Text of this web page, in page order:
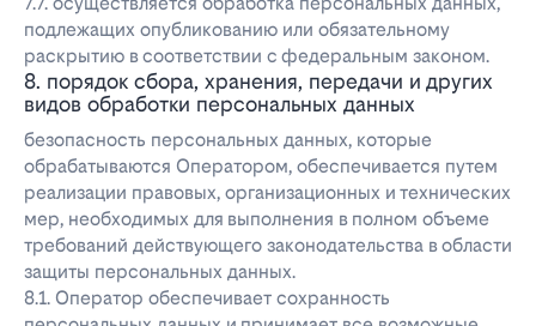
подлежащих опубликованию или обязательному
раскрытию в соответствии с федеральным законом.
8. порядок сбора, хранения, передачи и других
видов обработки персональных данных
безопасность персональных данных, которые
обрабатываются Оператором, обеспечивается путем
реализации правовых, организационных и технических
мер, необходимых для выполнения в полном объеме
требований действующего законодательства в области
защиты персональных данных.
8.1. Оператор обеспечивает сохранность